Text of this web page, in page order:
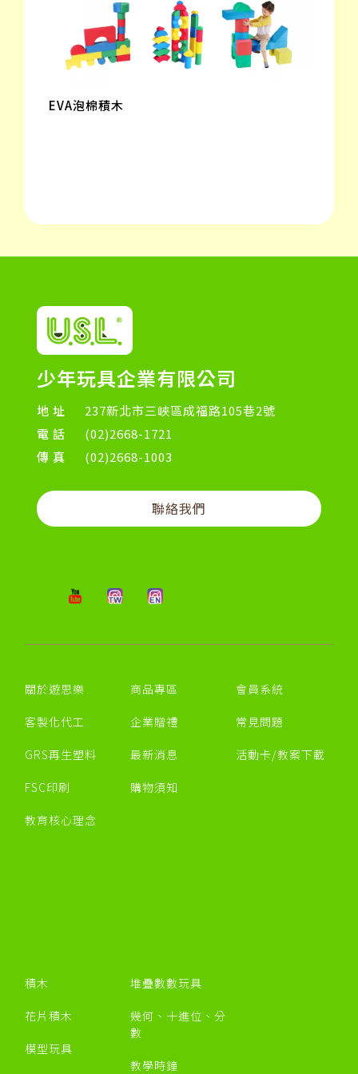
EVA泡棉積木
少年玩具企業有限公司
地址
237新北市三峽區成福路105巷2號
電話
(02)2668-1721
傳真
(02)2668-1003
聯絡我們
關於遊思樂
客製化代工
GRS再生塑料
FSC印刷
教育核心理念
商品專區
企業贈禮
最新消息
購物須知
會員系統
常見問題
活動卡/教案下載
積木
花片積木
模型玩具
堆疊數數玩具
幾何、十進位、分
數
教學時鐘